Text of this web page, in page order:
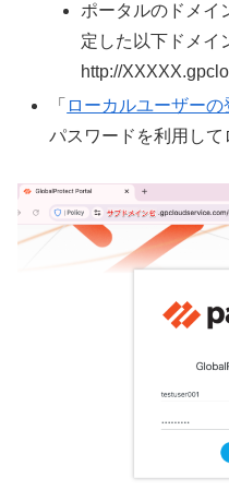
ポータルのドメイ
定した以下ドメイ
http://
「 ローカルユーザーの
パスワードを利用して